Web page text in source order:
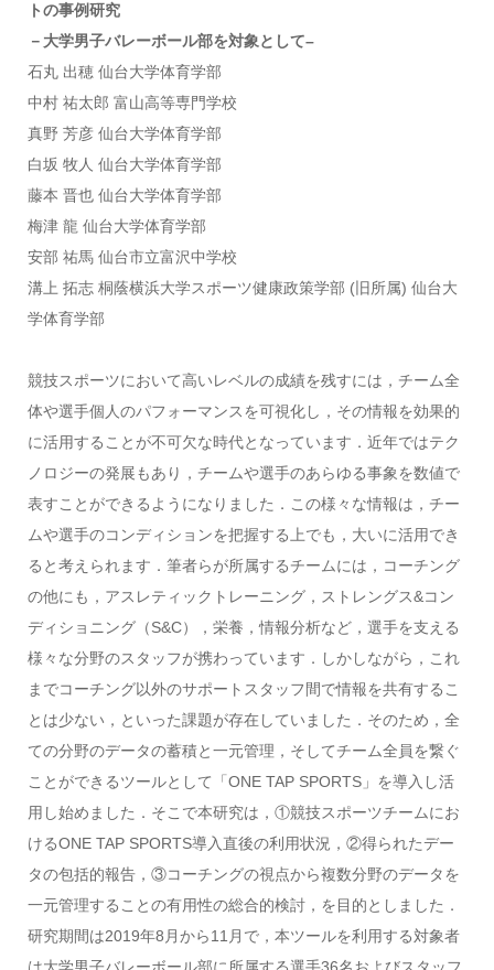
トの事例研究
－大学男子バレーボール部を対象として–
石丸 出穂 仙台大学体育学部
中村 祐太郎 富山高等専門学校
真野 芳彦 仙台大学体育学部
白坂 牧人 仙台大学体育学部
藤本 晋也 仙台大学体育学部
梅津 龍 仙台大学体育学部
安部 祐馬 仙台市立富沢中学校
溝上 拓志 桐蔭横浜大学スポーツ健康政策学部 (旧所属) 仙台大
学体育学部
競技スポーツにおいて高いレベルの成績を残すには，チーム全
体や選手個人のパフォーマンスを可視化し，その情報を効果的
に活用することが不可欠な時代となっています．近年ではテク
ノロジーの発展もあり，チームや選手のあらゆる事象を数値で
表すことができるようになりました．この様々な情報は，チー
ムや選手のコンディションを把握する上でも，大いに活用でき
ると考えられます．筆者らが所属するチームには，コーチング
の他にも，アスレティックトレーニング，ストレングス&コン
ディショニング（S&C），栄養，情報分析など，選手を支える
様々な分野のスタッフが携わっています．しかしながら，これ
までコーチング以外のサポートスタッフ間で情報を共有するこ
とは少ない，といった課題が存在していました．そのため，全
ての分野のデータの蓄積と一元管理，そしてチーム全員を繋ぐ
ことができるツールとして「ONE TAP SPORTS」を導入し活
用し始めました．そこで本研究は，①競技スポーツチームにお
けるONE TAP SPORTS導入直後の利用状況，②得られたデー
タの包括的報告，③コーチングの視点から複数分野のデータを
一元管理することの有用性の総合的検討，を目的としました．
研究期間は2019年8月から11月で，本ツールを利用する対象者